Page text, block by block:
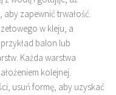
aby zapewnić trwałość.
w kleju, a
balon lub
Każda warstwa
kolejnej.
usuń formę, aby uzyskać